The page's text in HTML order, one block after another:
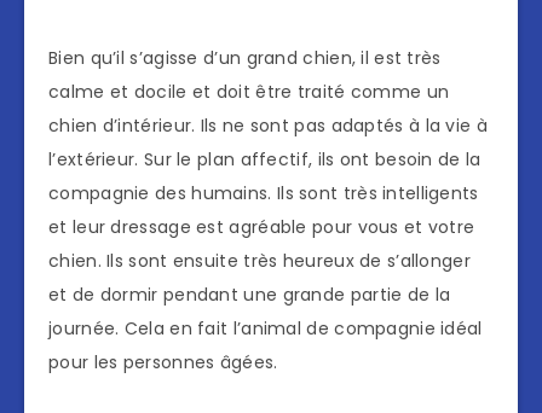
Bien qu’il s’agisse d’un grand chien, il est très
calme et docile et doit être traité comme un
chien d’intérieur. Ils ne sont pas adaptés à la vie à
l’extérieur. Sur le plan affectif, ils ont besoin de la
compagnie des humains. Ils sont très intelligents
et leur dressage est agréable pour vous et votre
chien. Ils sont ensuite très heureux de s’allonger
et de dormir pendant une grande partie de la
journée. Cela en fait l’animal de compagnie idéal
pour les personnes âgées.